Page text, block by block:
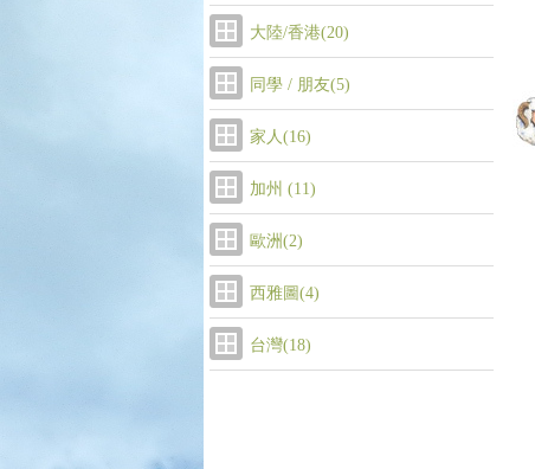
大陸/香港(20)
同學 / 朋友(5)
家人(16)
加州 (11)
歐洲(2)
西雅圖(4)
台灣(18)